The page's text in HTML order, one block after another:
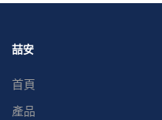
喆安
首頁
產品